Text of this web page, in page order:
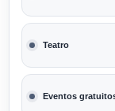
Teatro
Eventos